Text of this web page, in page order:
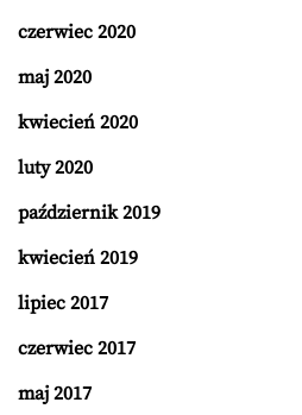
czerwiec 2020
maj 2020
kwiecień 2020
luty 2020
październik 2019
kwiecień 2019
lipiec 2017
czerwiec 2017
maj 2017